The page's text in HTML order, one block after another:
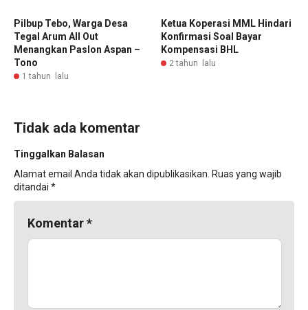
Pilbup Tebo, Warga Desa
Tegal Arum All Out
Menangkan Paslon Aspan –
Tono
1 tahun lalu
Ketua Koperasi MML Hindari
Konfirmasi Soal Bayar
Kompensasi BHL
2 tahun lalu
Tidak ada komentar
Tinggalkan Balasan
Alamat email Anda tidak akan dipublikasikan. Ruas yang wajib
ditandai *
Komentar*